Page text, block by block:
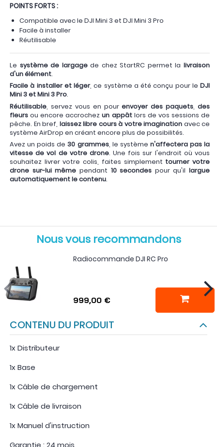
POINTS FORTS :
Compatible avec le DJI Mini 3 et DJI Mini 3 Pro
Facile à installer
Réutilisable
Le système de largagede chez StartRC permet lalivraison
d'un élément.
Facile à installer et léger, ce système a été conçu pour le DJI
Mini 3 et Mini 3 Pro.
Réutilisable , servez vous en pourenvoyer des paquets des
fleurs ou encore accrochezun appâtlors de vos sessions de
pêche. En bref, laissez libre cours à votre imagination avec ce
système AirDrop en créant encore plus de possibilités.
Avez un poids de30 grammes, le système n'affectera pas la
vitesse de vol de votre drone. Une fois sur l'endroit où vous
souhaitez livrer votre colis, faites simplement tourner votre
drone sur-lui même pendant 10 secondes pour qu'il largue
automatiquement le contenu.
Nous vous recommandons
Radiocommande DJI RC Pro
999,00 €
CONTENU DU PRODUIT
1x Distributeur
1x Base
1x Câble de chargement
1x Câble de livraison
1x Manuel d'instruction
Garantie : 24 mois